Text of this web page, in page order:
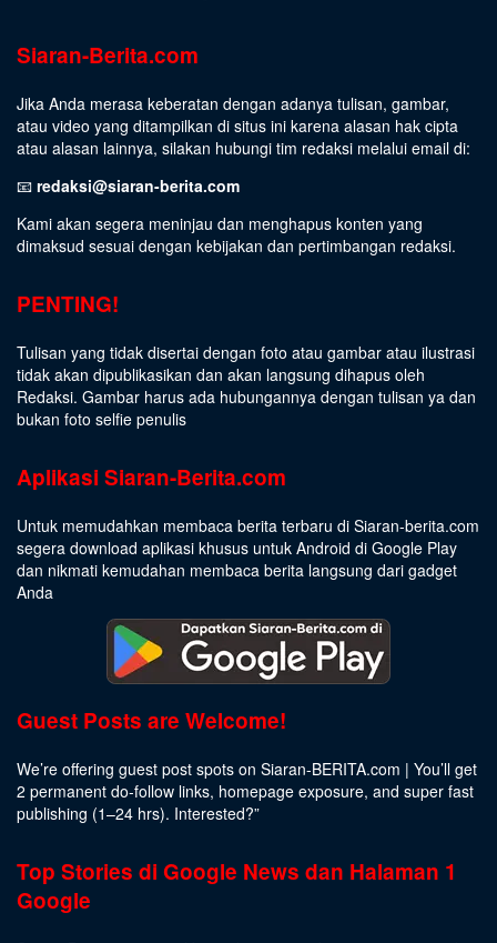
Siaran-Berita.com
Jika Anda merasa keberatan dengan adanya tulisan, gambar,
atau video yang ditampilkan di situs ini karena alasan hak cipta
atau alasan lainnya, silakan hubungi tim redaksi melalui email di:
📧 redaksi@siaran-berita.com
Kami akan segera meninjau dan menghapus konten yang
dimaksud sesuai dengan kebijakan dan pertimbangan redaksi.
PENTING!
Tulisan yang tidak disertai dengan foto atau gambar atau ilustrasi
tidak akan dipublikasikan dan akan langsung dihapus oleh
Redaksi. Gambar harus ada hubungannya dengan tulisan ya dan
bukan foto selfie penulis
Aplikasi Siaran-Berita.com
Untuk memudahkan membaca berita terbaru di Siaran-berita.com
segera download aplikasi khusus untuk Android di Google Play
dan nikmati kemudahan membaca berita langsung dari gadget
Anda
Guest Posts are Welcome!
We’re offering guest post spots on Siaran-BERITA.com | You’ll get
2 permanent do-follow links, homepage exposure, and super fast
publishing (1–24 hrs). Interested?”
Top Stories di Google News dan Halaman 1
Google